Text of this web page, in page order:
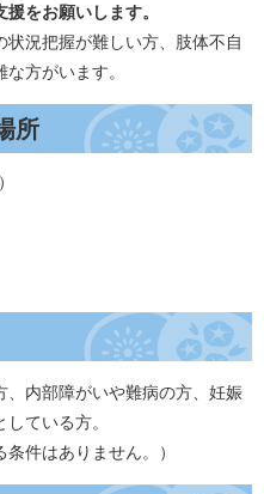
をお願いします。
況把握が難しい方、肢体不自
方がいます。
所
内部障がいや難病の方、妊娠
ている方。
件はありません。）